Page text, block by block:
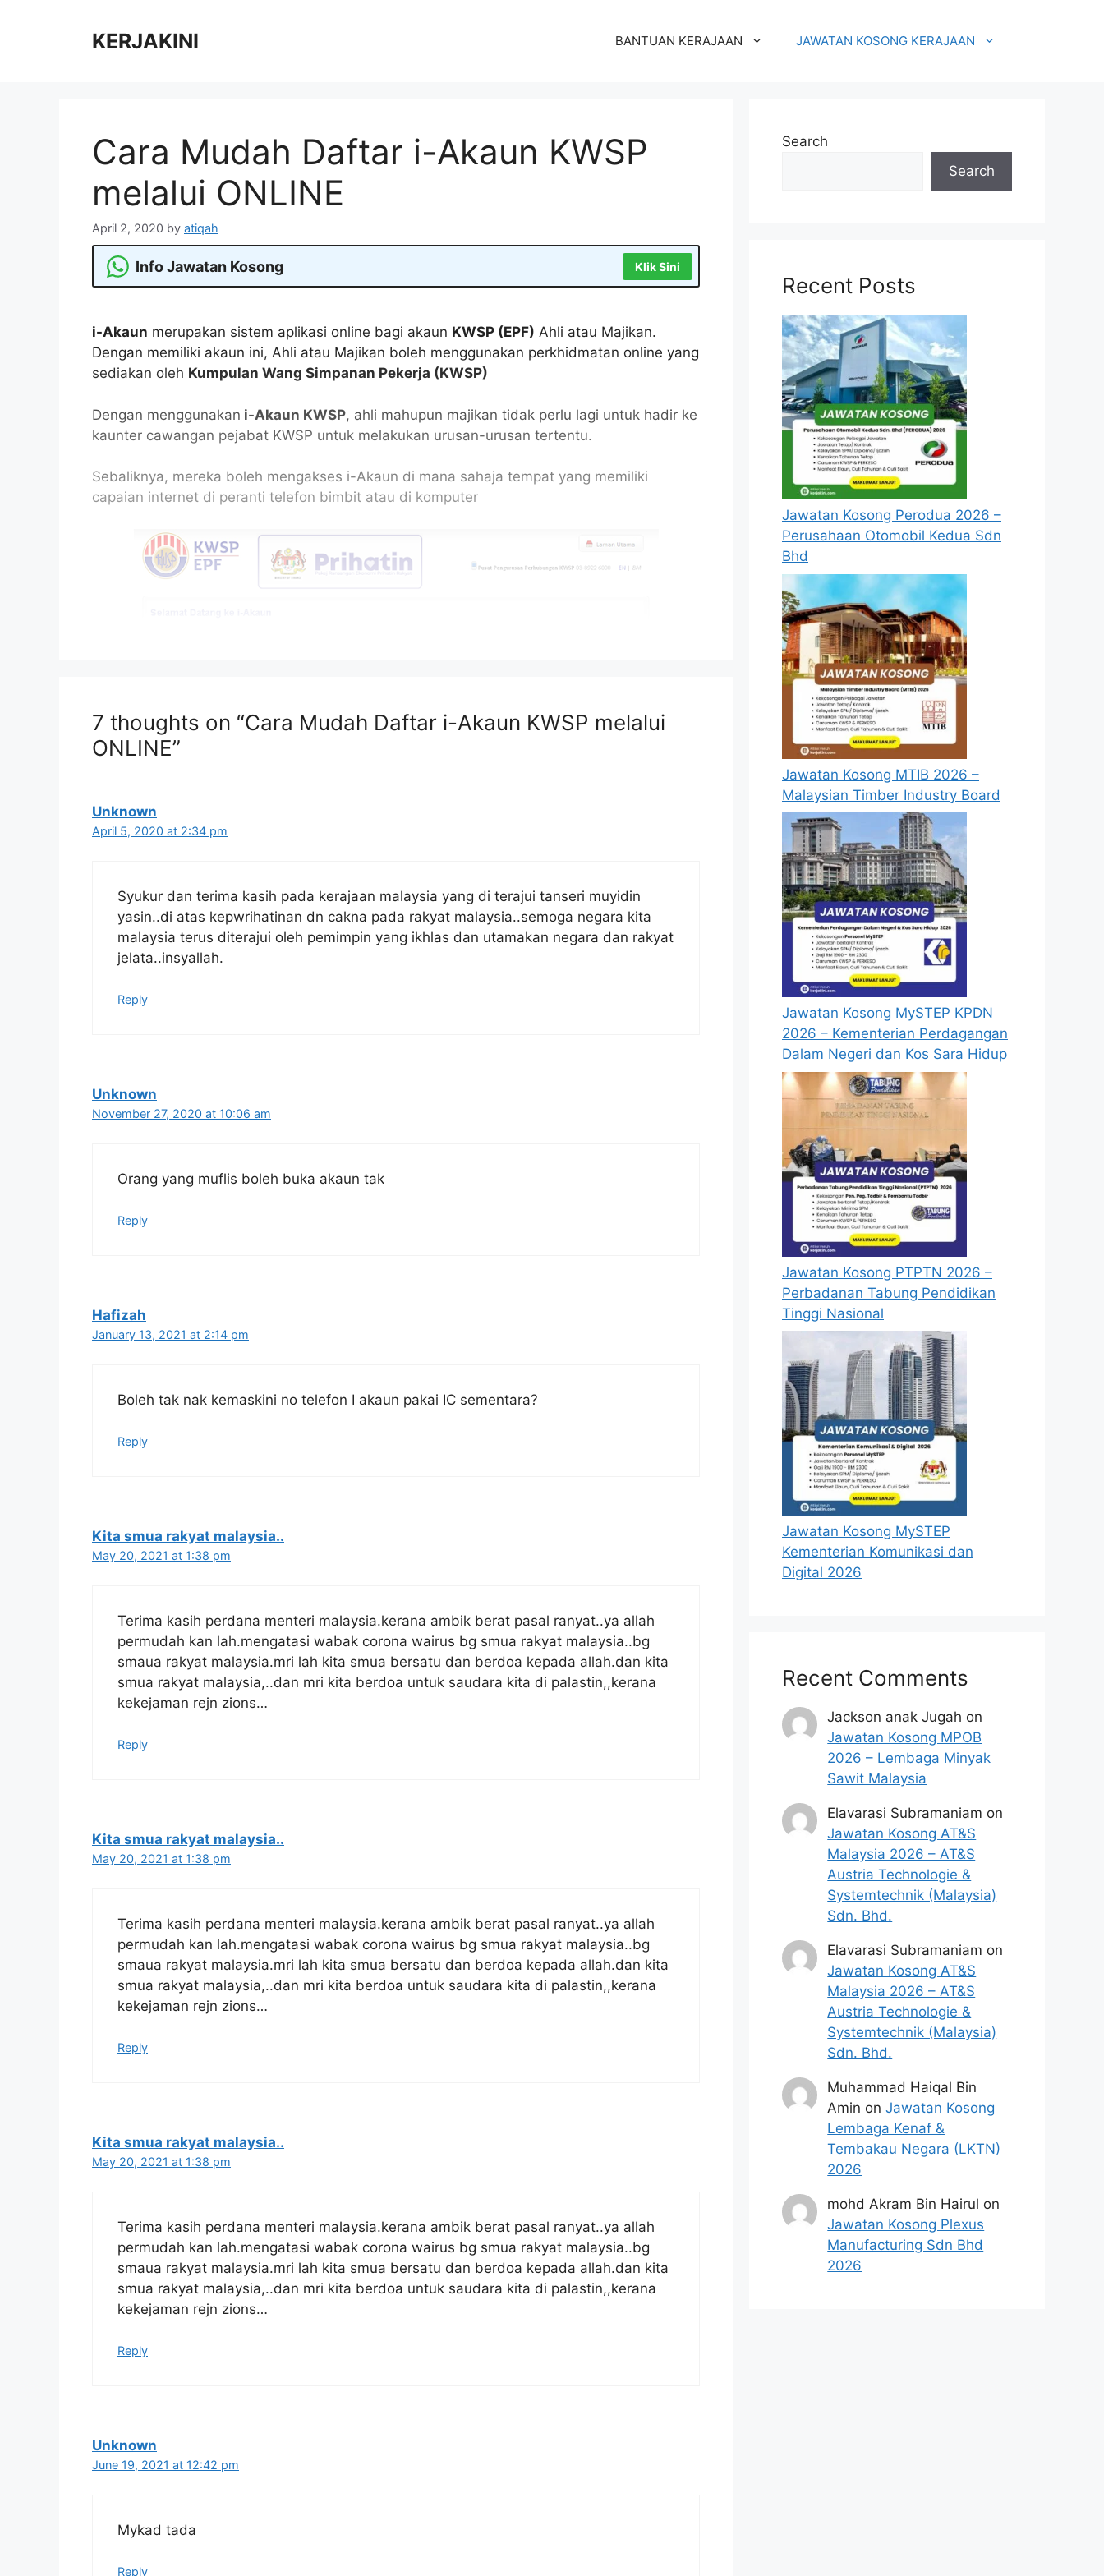
KERJAKINI BANTUAN KERAJAAN JAWATAN KOSONG KERAJAAN
Cara Mudah Daftar i-Akaun KWSP
melalui ONLINE
April 2, 2020 by atiqah
Info Jawatan Kosong Klik Sini
i-Akaun merupakan sistem aplikasi online bagi akaun KWSP (EPF) Ahli atau Majikan.
Dengan memiliki akaun ini, Ahli atau Majikan boleh menggunakan perkhidmatan online yang
sediakan oleh Kumpulan Wang Simpanan Pekerja (KWSP)
Dengan menggunakan i-Akaun KWSP, ahli mahupun majikan tidak perlu lagi untuk hadir ke
kaunter cawangan pejabat KWSP untuk melakukan urusan-urusan tertentu.
Sebaliknya, mereka boleh mengakses i-Akaun di mana sahaja tempat yang memiliki
capaian internet di peranti telefon bimbit atau di komputer
PERMOHONAN I-LESTARI MELALUI POS
CARA MENDAFTAR i-AKAUN KWSP EPF SECARA ONLINE
2. DAFTAR MELALUI E-MEL
Kemudian klik “Daftar Sekarang Melalui Emel”
4. LENGKAPKAN DOKUMEN
Dokumen yang perlu disediakan:
Borang permohonan yang lengkap
Penghantaran borang permohonan pengeluaran
7 thoughts on “Cara Mudah Daftar i-Akaun KWSP melalui
ONLINE”
Unknown
April 5, 2020 at 2:34 pm
Syukur dan terima kasih pada kerajaan malaysia yang di terajui tanseri muyidin
yasin..di atas kepwrihatinan dn cakna pada rakyat malaysia..semoga negara kita
malaysia terus diterajui oleh pemimpin yang ikhlas dan utamakan negara dan rakyat
jelata..insyallah.
Reply
Unknown
November 27, 2020 at 10:06 am
Orang yang muflis boleh buka akaun tak
Reply
Hafizah
January 13, 2021 at 2:14 pm
Boleh tak nak kemaskini no telefon I akaun pakai IC sementara?
Reply
Kita smua rakyat malaysia..
May 20, 2021 at 1:38 pm
Terima kasih perdana menteri malaysia.kerana ambik berat pasal ranyat..ya allah
permudah kan lah.mengatasi wabak corona wairus bg smua rakyat malaysia..bg
smaua rakyat malaysia.mri lah kita smua bersatu dan berdoa kepada allah.dan kita
smua rakyat malaysia,..dan mri kita berdoa untuk saudara kita di palastin,,kerana
kekejaman rejn zions…
Reply
Kita smua rakyat malaysia..
May 20, 2021 at 1:38 pm
Terima kasih perdana menteri malaysia.kerana ambik berat pasal ranyat..ya allah
permudah kan lah.mengatasi wabak corona wairus bg smua rakyat malaysia..bg
smaua rakyat malaysia.mri lah kita smua bersatu dan berdoa kepada allah.dan kita
smua rakyat malaysia,..dan mri kita berdoa untuk saudara kita di palastin,,kerana
kekejaman rejn zions…
Reply
Kita smua rakyat malaysia..
May 20, 2021 at 1:38 pm
Terima kasih perdana menteri malaysia.kerana ambik berat pasal ranyat..ya allah
permudah kan lah.mengatasi wabak corona wairus bg smua rakyat malaysia..bg
smaua rakyat malaysia.mri lah kita smua bersatu dan berdoa kepada allah.dan kita
smua rakyat malaysia,..dan mri kita berdoa untuk saudara kita di palastin,,kerana
kekejaman rejn zions…
Reply
Unknown
June 19, 2021 at 12:42 pm
Mykad tada
Reply
Search
Search
Recent Posts
Jawatan Kosong Perodua 2026 –
Perusahaan Otomobil Kedua Sdn
Bhd
Jawatan Kosong MTIB 2026 –
Malaysian Timber Industry Board
Jawatan Kosong MySTEP KPDN
2026 – Kementerian Perdagangan
Dalam Negeri dan Kos Sara Hidup
Jawatan Kosong PTPTN 2026 –
Perbadanan Tabung Pendidikan
Tinggi Nasional
Jawatan Kosong MySTEP
Kementerian Komunikasi dan
Digital 2026
Recent Comments
Jackson anak Jugah on
Jawatan Kosong MPOB
2026 – Lembaga Minyak
Sawit Malaysia
Elavarasi Subramaniam on
Jawatan Kosong AT&S
Malaysia 2026 – AT&S
Austria Technologie &
Systemtechnik (Malaysia)
Sdn. Bhd.
Elavarasi Subramaniam on
Jawatan Kosong AT&S
Malaysia 2026 – AT&S
Austria Technologie &
Systemtechnik (Malaysia)
Sdn. Bhd.
Muhammad Haiqal Bin
Amin onJawatan Kosong
Lembaga Kenaf &
Tembakau Negara (LKTN)
2026
mohd Akram Bin Hairul on
Jawatan Kosong Plexus
Manufacturing Sdn Bhd
2026